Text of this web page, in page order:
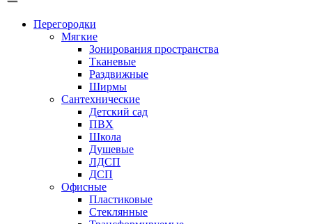
Перегородки
Мягкие
Зонирования пространства
Тканевые
Раздвижные
Ширмы
Сантехнические
Детский сад
ПВХ
Школа
Душевые
ЛДСП
ДСП
Офисные
Пластиковые
Стеклянные